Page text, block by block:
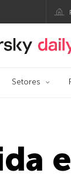
Blog
Setores